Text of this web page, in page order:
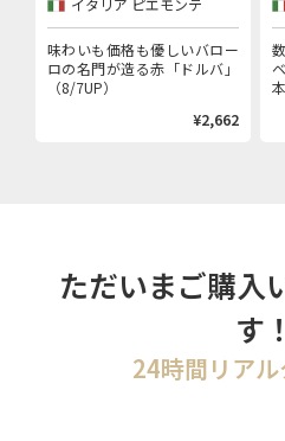
味わいも価格も優しいバロー
ロの名門が造る赤「ドルバ」
（8/7UP）
¥2,662
ただいまご購入
す！
24時間リア